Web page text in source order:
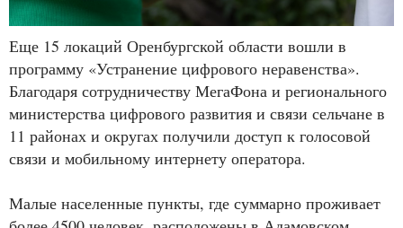
Еще 15 локаций Оренбургской области вошли в
программу «Устранение цифрового неравенства».
Благодаря сотрудничеству МегаФона и регионального
министерства цифрового развития и связи сельчане в
11 районах и округах получили доступ к голосовой
связи и мобильному интернету оператора.
Малые населенные пункты, где суммарно проживает